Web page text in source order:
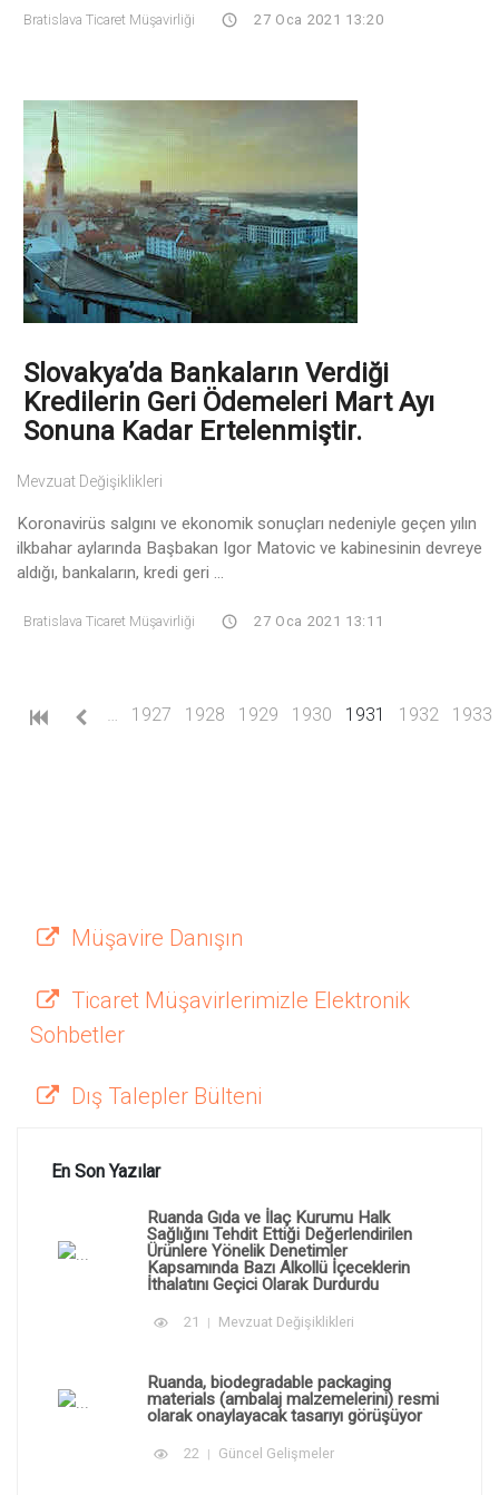
Bratislava Ticaret Müşavirliği 27 Oca 2021 13:20
Slovakya’da Bankaların Verdiği
Kredilerin Geri Ödemeleri Mart Ayı
Sonuna Kadar Ertelenmiştir.
Mevzuat Değişiklikleri
Koronavirüs salgını ve ekonomik sonuçları nedeniyle geçen yılın
ilkbahar aylarında Başbakan Igor Matovic ve kabinesinin devreye
aldığı, bankaların, kredi geri ...
Bratislava Ticaret Müşavirliği 27 Oca 2021 13:11
1927 1928 1929 1930 1931 (current)
1932 1933
Müşavire Danışın
Ticaret Müşavirlerimizle Elektronik
Sohbetler
Dış Talepler Bülteni
En Son Yazılar
Ruanda Gıda ve İlaç Kurumu Halk
Sağlığını Tehdit Ettiği Değerlendirilen
Ürünlere Yönelik Denetimler
Kapsamında Bazı Alkollü İçeceklerin
İthalatını Geçici Olarak Durdurdu
21 Mevzuat Değişiklikleri
Ruanda, biodegradable packaging
materials (ambalaj malzemelerini) resmi
olarak onaylayacak tasarıyı görüşüyor
22 Güncel Gelişmeler